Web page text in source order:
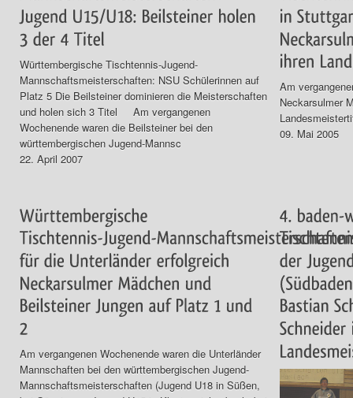
Württembergische Tischtennis-Jugend-
Mannschaftsmeisterschaften: NSU Schülerinnen auf
Platz 5 Die Beilsteiner dominieren die Meisterschaften
und holen sich 3 Titel Am vergangenen
Wochenende waren die Beilsteiner bei den
württembergischen Jugend-Mannsc
22. April 2007
Am
Neckarsulmer
09. Mai 2005
Am vergangenen Wochenende waren die Unterländer
Mannschaften bei den württembergischen Jugend-
Mannschaftsmeisterschaften (Jugend U18 in Süßen,